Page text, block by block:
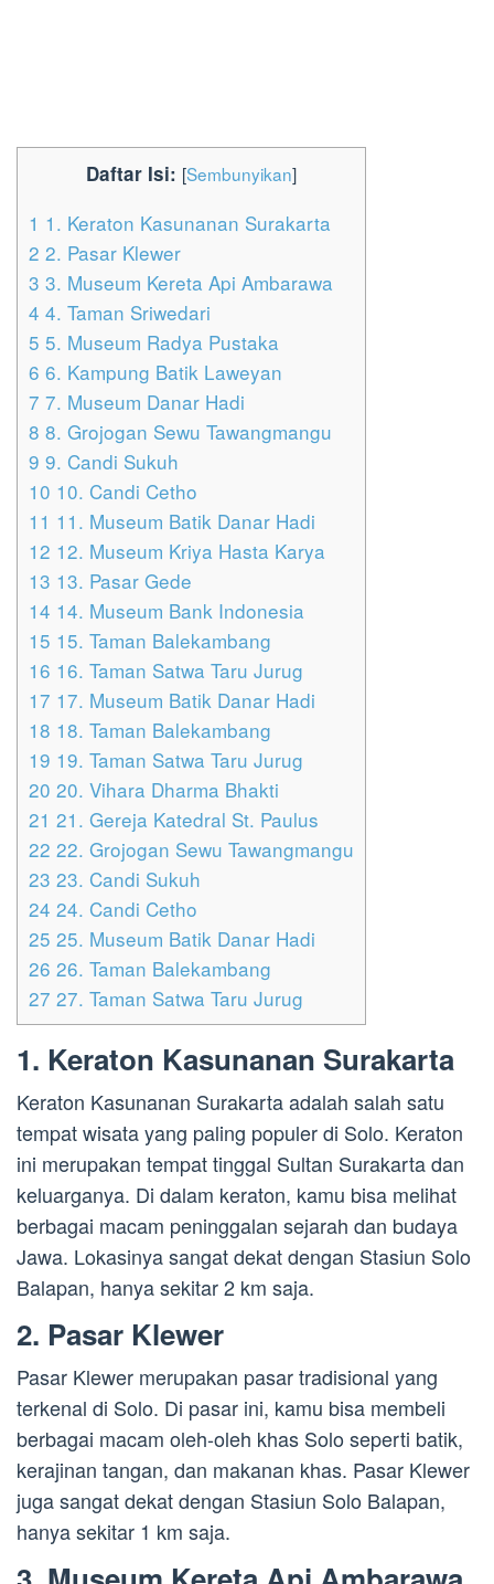
Daftar Isi: [Sembunyikan]
1 1. Keraton Kasunanan Surakarta
2 2. Pasar Klewer
3 3. Museum Kereta Api Ambarawa
4 4. Taman Sriwedari
5 5. Museum Radya Pustaka
6 6. Kampung Batik Laweyan
7 7. Museum Danar Hadi
8 8. Grojogan Sewu Tawangmangu
9 9. Candi Sukuh
10 10. Candi Cetho
11 11. Museum Batik Danar Hadi
12 12. Museum Kriya Hasta Karya
13 13. Pasar Gede
14 14. Museum Bank Indonesia
15 15. Taman Balekambang
16 16. Taman Satwa Taru Jurug
17 17. Museum Batik Danar Hadi
18 18. Taman Balekambang
19 19. Taman Satwa Taru Jurug
20 20. Vihara Dharma Bhakti
21 21. Gereja Katedral St. Paulus
22 22. Grojogan Sewu Tawangmangu
23 23. Candi Sukuh
24 24. Candi Cetho
25 25. Museum Batik Danar Hadi
26 26. Taman Balekambang
27 27. Taman Satwa Taru Jurug
1. Keraton Kasunanan Surakarta
Keraton Kasunanan Surakarta adalah salah satu
tempat wisata yang paling populer di Solo. Keraton
ini merupakan tempat tinggal Sultan Surakarta dan
keluarganya. Di dalam keraton, kamu bisa melihat
berbagai macam peninggalan sejarah dan budaya
Jawa. Lokasinya sangat dekat dengan Stasiun Solo
Balapan, hanya sekitar 2 km saja.
2. Pasar Klewer
Pasar Klewer merupakan pasar tradisional yang
terkenal di Solo. Di pasar ini, kamu bisa membeli
berbagai macam oleh-oleh khas Solo seperti batik,
kerajinan tangan, dan makanan khas. Pasar Klewer
juga sangat dekat dengan Stasiun Solo Balapan,
hanya sekitar 1 km saja.